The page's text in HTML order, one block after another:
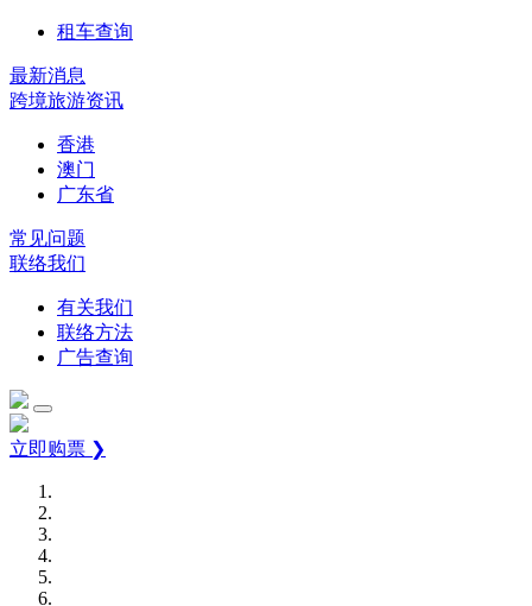
租车查询
最新消息
跨境旅游资讯
香港
澳门
广东省
常见问题
联络我们
有关我们
联络方法
广告查询
立即购票 ❯